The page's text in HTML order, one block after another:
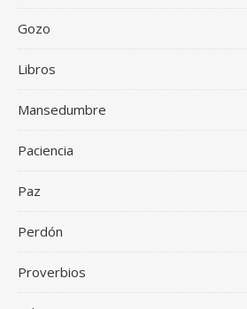
Gozo
Libros
Mansedumbre
Paciencia
Paz
Perdón
Proverbios